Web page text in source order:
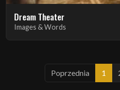
Dream Theater
Images & Words
Poprzednia 1